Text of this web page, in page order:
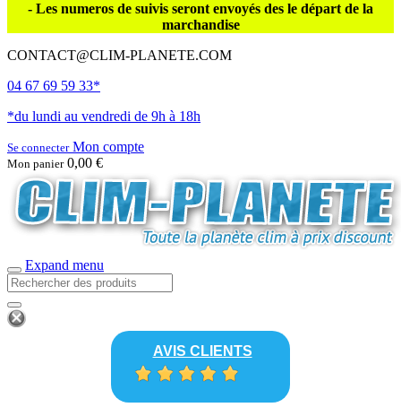
- Les numeros de suivis seront envoyés des le départ de la
marchandise
CONTACT@CLIM-PLANETE.COM
04 67 69 59 33*
*du lundi au vendredi de 9h à 18h
Se connecterMon compte
Mon panier 0,00 €
Expand menu
AVIS CLIENTS